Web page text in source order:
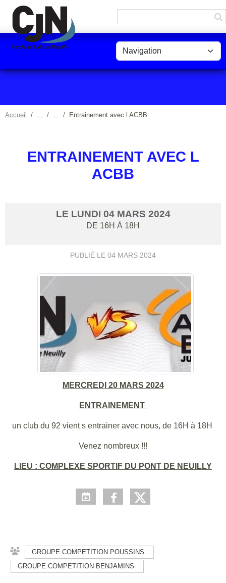
Accueil Entrainement avec l ACBB
ENTRAINEMENT AVEC L
ACBB
LE LUNDI 04 MARS 2024
DE 16H À 18H
PUBLIÉ LE 04 MARS 2024
MERCREDI 20 MARS 2024
ENTRAINEMENT
un club du 92 vient s entrainer avec nous, de 16H à 18H
Venez nombreux !!!
LIEU : COMPLEXE SPORTIF DU PONT DE NEUILLY
GROUPE COMPETITION POUSSINS
GROUPE COMPETITION BENJAMINS
Panneau de gestion des cookies